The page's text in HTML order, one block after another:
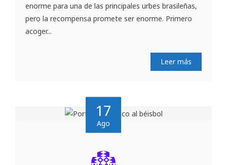
enorme para una de las principales urbes brasileñas,
pero la recompensa promete ser enorme. Primero
acoger...
Leer más
17
Ago